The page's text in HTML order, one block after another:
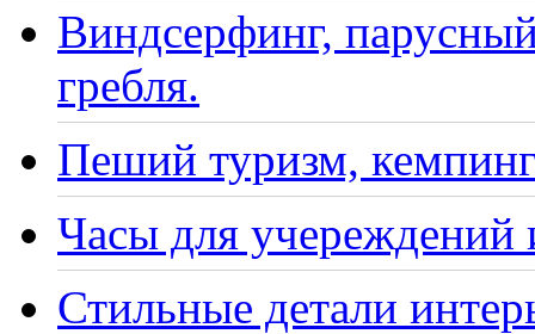
Виндсерфинг,
гребля.
Пеший туризм,
Часы для учереждений
Стильные детали